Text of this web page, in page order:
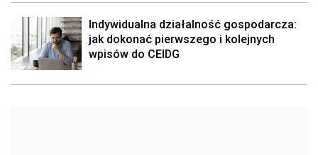
Indywidualna działalność gospodarcza:
jak dokonać pierwszego i kolejnych
wpisów do CEIDG